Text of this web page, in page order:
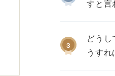
すと言
3
どうし
うすれ